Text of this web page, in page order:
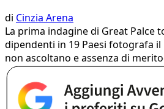
di Cinzia Arena
La prima indagine di Great Palce
dipendenti in 19 Paesi fotografa
non ascoltano e assenza di